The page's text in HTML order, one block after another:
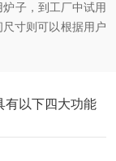
子，到工厂中试用
寸则可以根据用户
有以下四大功能